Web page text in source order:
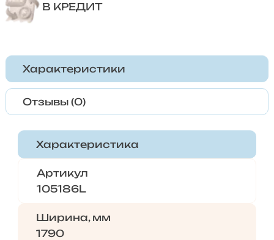
В КРЕДИТ
Характеристики
Отзывы (0)
Характеристика
Артикул
105186L
Ширина, мм
1790